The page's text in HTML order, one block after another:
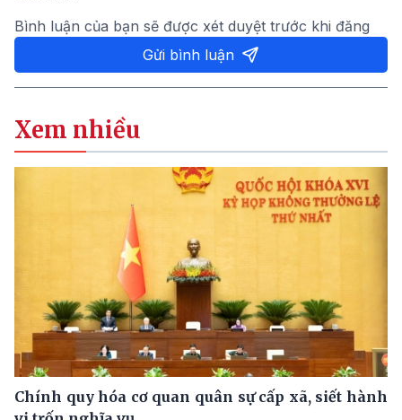
Bình luận của bạn sẽ được xét duyệt trước khi đăng
Gửi bình luận
Xem nhiều
Chính quy hóa cơ quan quân sự cấp xã, siết hành